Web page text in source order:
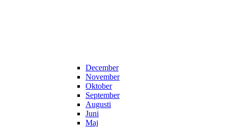
December
November
Oktober
September
Augusti
Juni
Maj